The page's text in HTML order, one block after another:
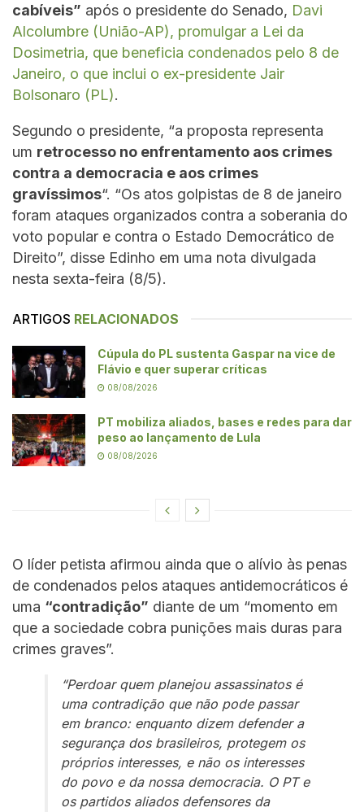
cabíveis” após o presidente do Senado, Davi
Alcolumbre (União-AP), promulgar a Lei da
Dosimetria, que beneficia condenados pelo 8 de
Janeiro, o que inclui o ex-presidente Jair
Bolsonaro (PL).
Segundo o presidente, “a proposta representa
um retrocesso no enfrentamento aos crimes
contra a democracia e aos crimes
gravíssimos“. “Os atos golpistas de 8 de janeiro
foram ataques organizados contra a soberania do
voto popular e contra o Estado Democrático de
Direito”, disse Edinho em uma nota divulgada
nesta sexta-feira (8/5).
ARTIGOS RELACIONADOS
Cúpula do PL sustenta Gaspar na vice de
Flávio e quer superar críticas
08/08/2026
PT mobiliza aliados, bases e redes para dar
peso ao lançamento de Lula
08/08/2026
O líder petista afirmou ainda que o alívio às penas
de condenados pelos ataques antidemocráticos é
uma “contradição” diante de um “momento em
que a sociedade cobra punições mais duras para
crimes graves”.
“Perdoar quem planejou assassinatos é
uma contradição que não pode passar
em branco: enquanto dizem defender a
segurança dos brasileiros, protegem os
próprios interesses, e não os interesses
do povo e da nossa democracia. O PT e
os partidos aliados defensores da